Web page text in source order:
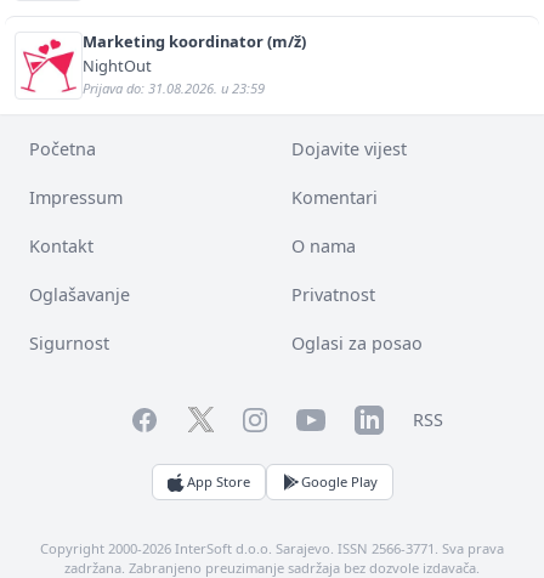
Marketing koordinator (m/ž)
NightOut
Prijava do: 31.08.2026. u 23:59
Početna Dojavite vijest
Impressum Komentari
Kontakt O nama
Oglašavanje Privatnost
Sigurnost Oglasi za posao
FacebookTwitterInstagramYouTubeLinkedInRSS
App Store Google Play
Copyright 2000-2026 InterSoft d.o.o. Sarajevo. ISSN 2566-3771. Sva prava
zadržana. Zabranjeno preuzimanje sadržaja bez dozvole izdavača.